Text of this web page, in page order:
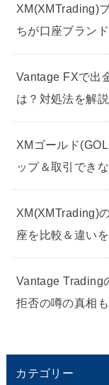
XM(XMTrading)
ちが口座ブラン
Vantage FXで出
は？対処法を解説
XMゴールド
ップ＆取引でき
XM(XMTrading)
座を比較＆違い
Vantage Trading
拒否の噂の真相
カテゴリー